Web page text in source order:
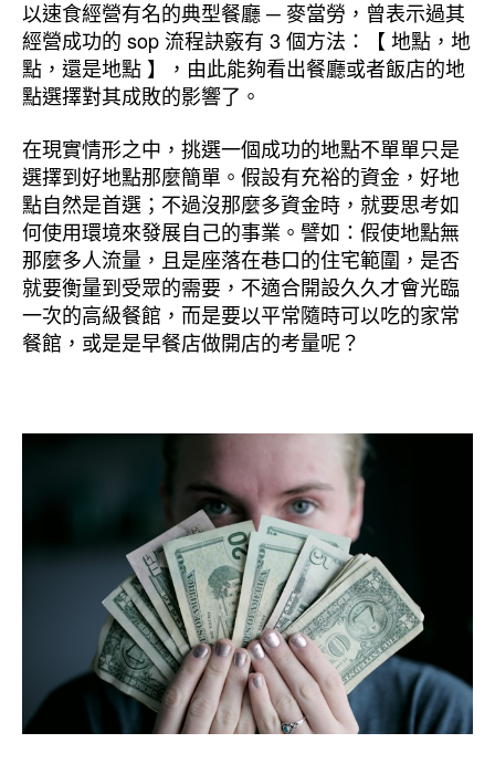
以速食經營有名的典型餐廳 ─ 麥當勞，曾表示過其
經營成功的 sop 流程訣竅有 3 個方法：【 地點，地
點，還是地點 】，由此能夠看出餐廳或者飯店的地
點選擇對其成敗的影響了。
在現實情形之中，挑選一個成功的地點不單單只是
選擇到好地點那麼簡單。假設有充裕的資金，好地
點自然是首選；不過沒那麼多資金時，就要思考如
何使用環境來發展自己的事業。譬如：假使地點無
那麼多人流量，且是座落在巷口的住宅範圍，是否
就要衡量到受眾的需要，不適合開設久久才會光臨
一次的高級餐館，而是要以平常隨時可以吃的家常
餐館，或是是早餐店做開店的考量呢？